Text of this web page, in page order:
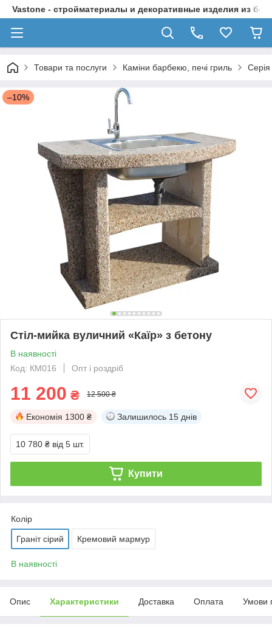
Vastone - стройматериалы и декоративные изделия из
Товари та послуги Каміни барбекю, печі гриль Серія
–10%
Стіл-мийка вуличний «Каїр» з бетону
В наявності
Код: КМ016
Опт і роздріб
11 200 ₴ 12 500 ₴
Економія 1300 ₴ Залишилось 15 днів
10 780 ₴ від 5 шт.
Купити
Колір
Граніт сірий Кремовий мармур
В наявності
Опис Характеристики Доставка Оплата Умови